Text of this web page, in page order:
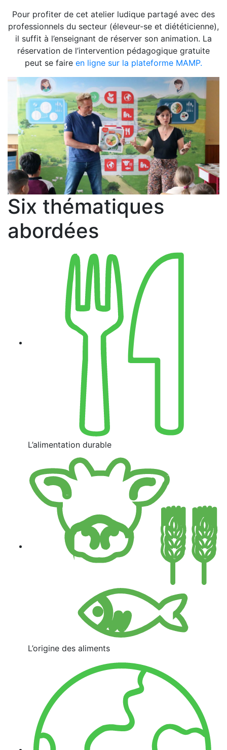
Pour profiter de cet atelier ludique partagé avec des
professionnels du secteur (éleveur-se et diététicienne),
il suffit à l’enseignant de réserver son animation. La
réservation de l’intervention pédagogique gratuite
peut se faire en ligne sur la plateforme MAMP.
Six thématiques
abordées
L’alimentation durable
L’origine des aliments